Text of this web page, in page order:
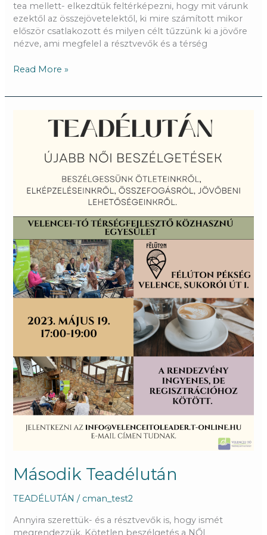
tea mellett- elkezdtük feltérképezni, hogy mit várunk
ezektől az összejövetelektől, ki mire számított mikor
először csatlakozott és milyen célt tűzzünk ki a jövőre
nézve, ami megfelel a résztvevők és a térség
Read More »
Második Teadélután
TEADÉLUTÁN / cman_test2
Annyira szerettük- és a résztvevők is, hogy ismét
megrendezzük. Kötetlen beszélgetés a NŐI